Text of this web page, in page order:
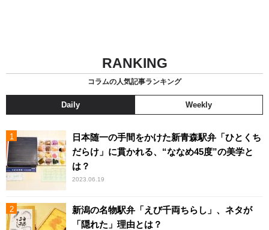
RANKING
コラムの人気記事ランキング
Daily Weekly
日本随一の手間をかけた新青森駅弁「ひとくち
だらけ」に貫かれる、“ななめ45度”の美学と
は？
2023.06.19
新潟の名物駅弁「えび千両ちらし」、ネタが
「隠れた」理由とは？